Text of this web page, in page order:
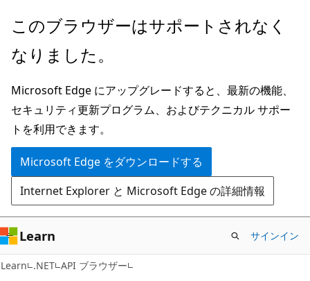
メ
ン
ン
テ
ン
ツ
に
ス
キ
ッ
プ
ペ
ジ
ナ
ビ
ゲ
ー
シ
ョ
ン
に
ス
キ
このブラウザーはサポートされなく
なりました。
Microsoft Edge にアップグレードすると、最新の機能、
セキュリティ更新プログラム、およびテクニカル サポー
トを利用できます。
Microsoft Edge をダウンロードする
Internet Explorer と Microsoft Edge の詳細情報
Learn サインイン
Learn .NET API ブラウザー